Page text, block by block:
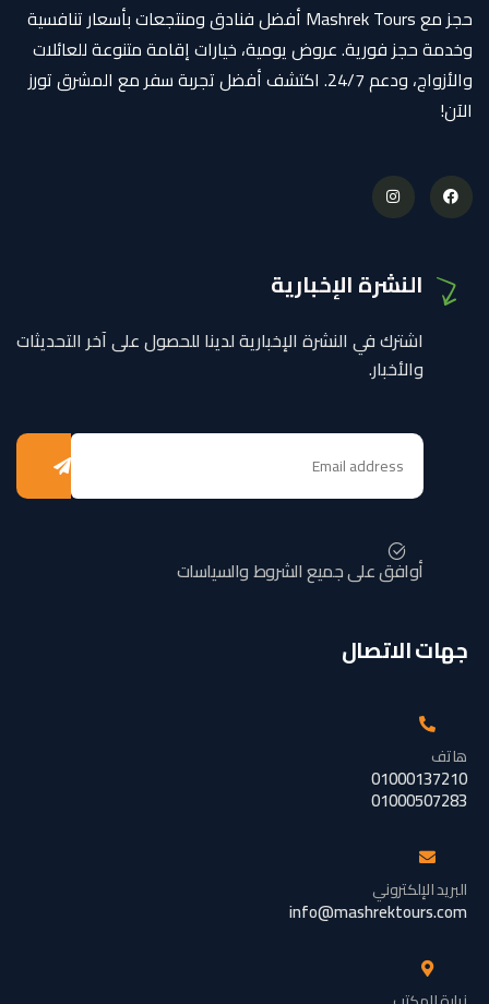
حجز مع Mashrek Tours أفضل فنادق ومنتجعات بأسعار تنافسية
وخدمة حجز فورية. عروض يومية، خيارات إقامة متنوعة للعائلات
والأزواج، ودعم 24/7. اكتشف أفضل تجربة سفر مع المشرق تورز
الآن!
النشرة الإخبارية
اشترك في النشرة الإخبارية لدينا للحصول على آخر التحديثات
والأخبار.
أوافق على جميع الشروط والسياسات
جهات الاتصال
هاتف
01000137210
01000507283
البريد الإلكتروني
info@mashrektours.com